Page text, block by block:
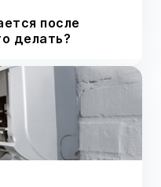
после
делать?